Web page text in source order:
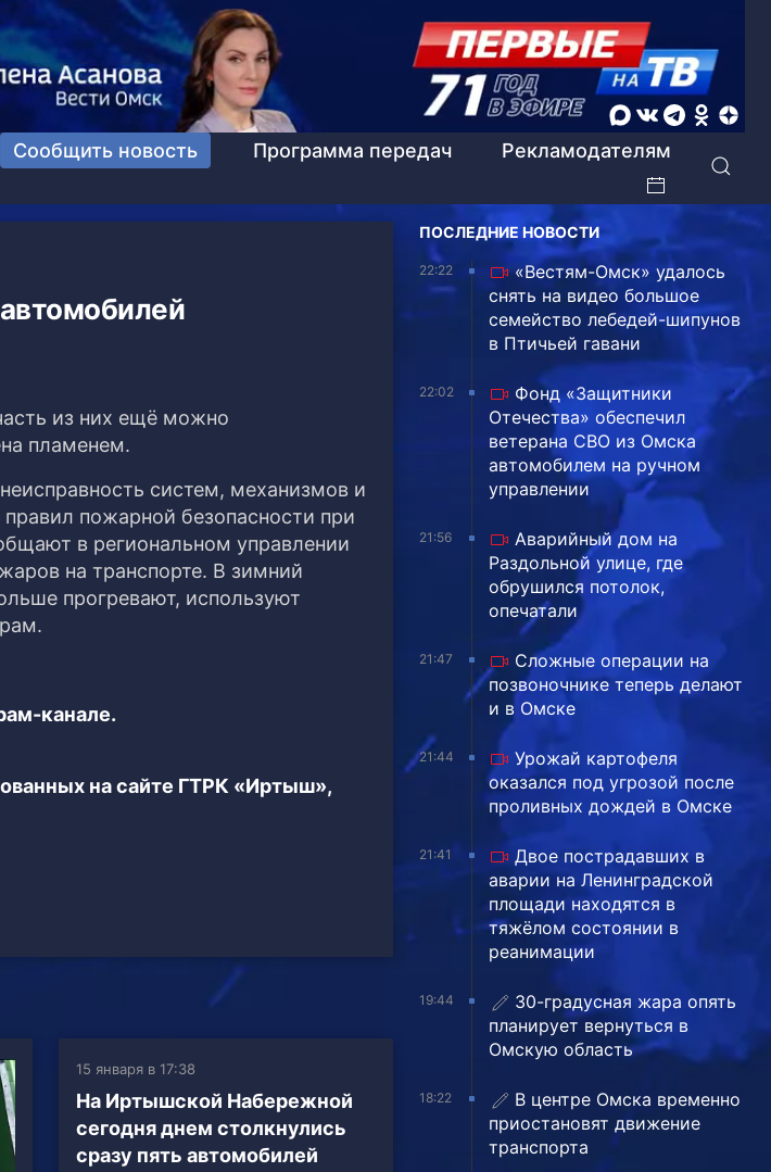
Сообщить новость Программа передач
Рекламодателям
из них ещё можно
пламенем.
систем, механизмов и
пожарной безопасности при
в региональном управлении
на транспорте. В зимний
прогревают, используют
канале.
на сайте ГТРК «Иртыш»,
15 января в 17:38
На Иртышской Набережной
сегодня днем столкнулись
сразу пять автомобилей
ПОСЛЕДНИЕ НОВОСТИ
22:22
«Вестям-Омск» удалось
снять на видео большое
семейство лебедей-шипунов
в Птичьей гавани
22:02
Фонд «Защитники
Отечества» обеспечил
ветерана СВО из Омска
автомобилем на ручном
управлении
21:56
Аварийный дом на
Раздольной улице, где
обрушился потолок,
опечатали
21:47
Сложные операции на
позвоночнике теперь делают
и в Омске
21:44
Урожай картофеля
оказался под угрозой после
проливных дождей в Омске
21:41
Двое пострадавших в
аварии на Ленинградской
площади находятся в
тяжёлом состоянии в
реанимации
19:44
30-градусная жара опять
планирует вернуться в
Омскую область
18:22
В центре Омска временно
приостановят движение
транспорта